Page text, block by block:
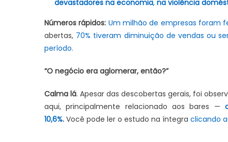
devastadores na economia, na violência
Números rápidos: Um milhão de empresas foram
abertas, 70% tiveram diminuição de vendas ou
período.
“O negócio era aglomerar, então?”
Calma lá. Apesar das descobertas gerais, foi
aqui, principalmente relacionado aos bares —
10,6%. Você pode ler o estudo na íntegra clicando
Aciaj passa a integrar Comitê
Interinstitucional de Segurança
Pública para fortalecer ações em